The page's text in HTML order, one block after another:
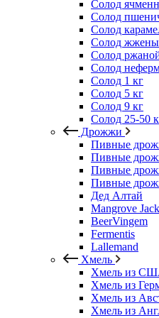
Солод
Солод
Солод
Солод
Солод
Солод
Солод 1 кг
Солод 5 кг
Солод 9 кг
Солод 25-50
Дрожжи
Пивные
Пивные
Пивные
Пивные
Дед Алтай
Mangrove
BeerVingem
Fermentis
Lallemand
Хмель
Хмель из
Хмель из
Хмель из
Хмель из